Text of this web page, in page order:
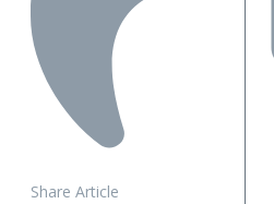
Share Article